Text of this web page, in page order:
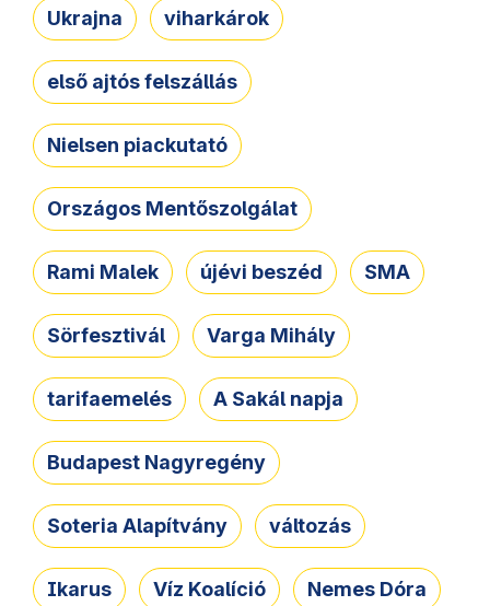
Ukrajna viharkárok
első ajtós felszállás
Nielsen piackutató
Országos Mentőszolgálat
Rami Malek újévi beszéd SMA
Sörfesztivál Varga Mihály
tarifaemelés A Sakál napja
Budapest Nagyregény
Soteria Alapítvány változás
Ikarus Víz Koalíció Nemes Dóra